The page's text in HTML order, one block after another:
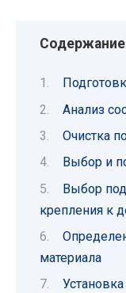
Содержание
Анализ
Очистка
Выбор и
Выбор
крепления к
материала